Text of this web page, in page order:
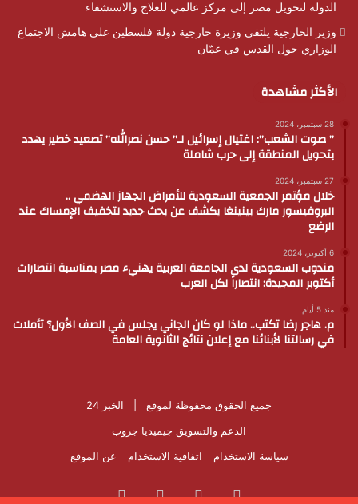
الدولة لتحويل مصر إلى مركز عالمي للعلاج والاستشفاء
وزير الخارجية يلتقي وزيرة خارجية دولة فلسطين على هامش الاجتماع
الوزاري حول القدس في عمّان
الأكثر مشاهدة
28 سبتمبر، 2024
” صوت الشعب”: اغتيال إسرائيل لـ” حسن نصرالله” تصعيد خطير يهدد
بتحويل المنطقة إلى حرب شاملة
27 سبتمبر، 2024
خلال مؤتمر الجمعية السعودية للأمراض الجهاز الهضمي ..
البروفيسور مارك بينينغا يكشف عن بحث جديد لتخفيف الإمساك عند
الرضع
6 أكتوبر، 2024
مندوب السعودية لدى الجامعة العربية يهنيء مصر بمناسبة انتصارات
أكتوبر المجيدة: انتصاراً لكل العرب
منذ 5 أيام
م. هاجر رضا تكتب.. ماذا لو كان الجاني يجلس في الصف الأول؟ تأملات
في رسالتنا لأبنائنا مع إعلان نتائج الثانوية العامة
جميع الحقوق محفوظة لموقع | الخبر 24
الدعم والتسويق جيميديا جروب
سياسة الاستخدام
اتفاقية الاستخدام عن الموقع
فيسبوك
‫X
‫YouTubeانستقرام